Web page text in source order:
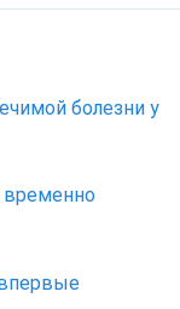
болезни у
временно